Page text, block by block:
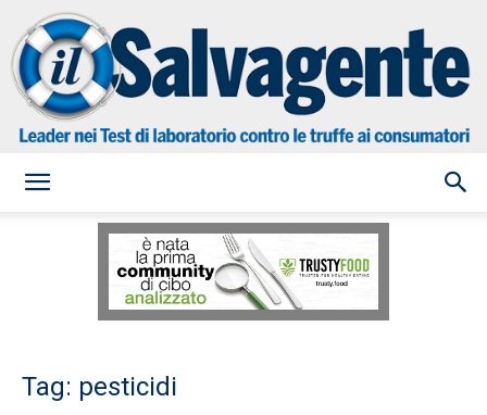
Salvagente
Tag: pesticidi